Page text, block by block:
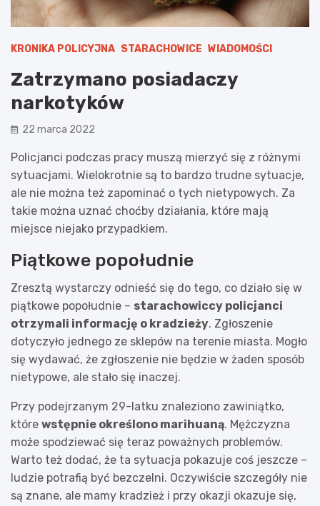
KRONIKA POLICYJNA STARACHOWICE WIADOMOŚCI
Zatrzymano posiadaczy
narkotyków
22 marca 2022
Policjanci podczas pracy muszą mierzyć się z różnymi
sytuacjami. Wielokrotnie są to bardzo trudne sytuacje,
ale nie można też zapominać o tych nietypowych. Za
takie można uznać choćby działania, które mają
miejsce niejako przypadkiem.
Piątkowe popołudnie
Zresztą wystarczy odnieść się do tego, co działo się w
piątkowe popołudnie – starachowiccy policjanci
otrzymali informację o kradzieży. Zgłoszenie
dotyczyło jednego ze sklepów na terenie miasta. Mogło
się wydawać, że zgłoszenie nie będzie w żaden sposób
nietypowe, ale stało się inaczej.
Przy podejrzanym 29-latku znaleziono zawiniątko,
które wstępnie określono marihuaną. Mężczyzna
może spodziewać się teraz poważnych problemów.
Warto też dodać, że ta sytuacja pokazuje coś jeszcze –
ludzie potrafią być bezczelni. Oczywiście szczegóły nie
są znane, ale mamy kradzież i przy okazji okazuje się,